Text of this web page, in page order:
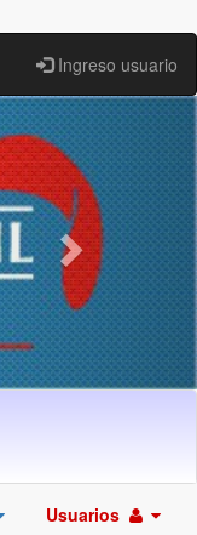
Ingreso usuario
Usuarios